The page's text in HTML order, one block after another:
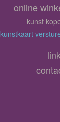
online
kunst
kunstkaart